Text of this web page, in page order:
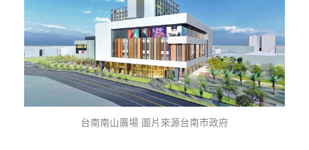
台南南山廣場 圖片來源台南市政府